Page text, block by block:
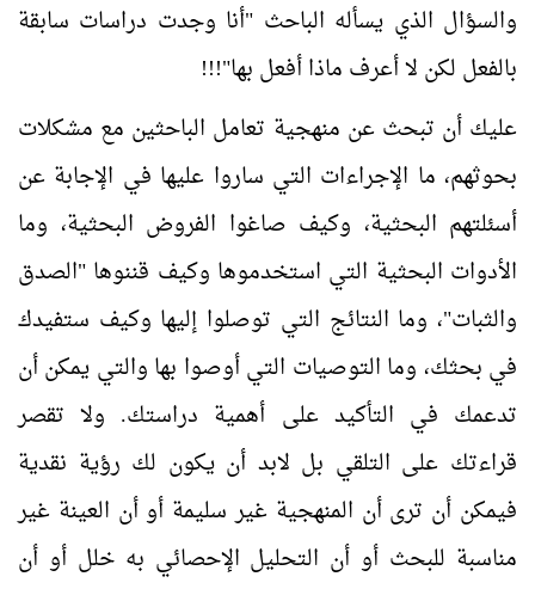
والسؤال الذي يسأله الباحث "أنا وجدت دراسات سابقة
بالفعل لكن لا أعرف ماذا أفعل بها"!!!
عليك أن تبحث عن منهجية تعامل الباحثين مع مشكلات
بحوثهم، ما الإجراءات التي ساروا عليها في الإجابة عن
أسئلتهم البحثية، وكيف صاغوا الفروض البحثية، وما
الأدوات البحثية التي استخدموها وكيف قننوها "الصدق
والثبات"، وما النتائج التي توصلوا إليها وكيف ستفيدك
في بحثك، وما التوصيات التي أوصوا بها والتي يمكن أن
تدعمك في التأكيد على أهمية دراستك. ولا تقصر
قراءتك على التلقي بل لابد أن يكون لك رؤية نقدية
فيمكن أن ترى أن المنهجية غير سليمة أو أن العينة غير
مناسبة للبحث أو أن التحليل الإحصائي به خلل أو أن